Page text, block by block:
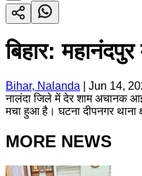
बिहार:
Bihar, Nalanda
Jun 14,
नालंदा जिले में देर शाम अचानक
मचा हुआ है। घटना दीपनगर थाना
MORE NEWS